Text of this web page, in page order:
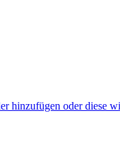
oder diese